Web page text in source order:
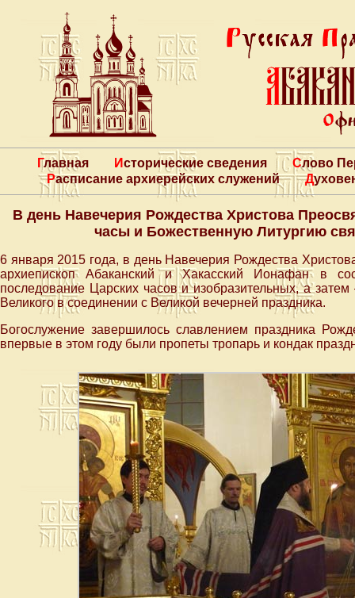
Главная Исторические сведения
Слово
Расписание архиерейских служений
В день Навечерия Рождества Христова
часы и Божественную Литургию
6 января 2015 года, в день Навечерия Рождества
архиепископ Абаканский и Хакасский Ионафан в
последование Царских часов и изобразительных, а
Великого в соединении с Великой вечерней праздника.
Богослужение завершилось славлением праздника
впервые в этом году были пропеты тропарь и кондак